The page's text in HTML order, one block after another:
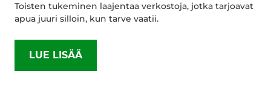
Toisten tukeminen laajentaa verkostoja, jotka tarjoavat
apua juuri silloin, kun tarve vaatii.
LUE LISÄÄ